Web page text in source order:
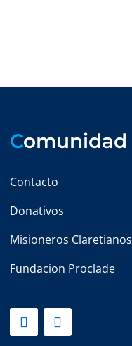
Comunidad
Contacto
Donativos
Misioneros Claretianos
Fundacion Proclade